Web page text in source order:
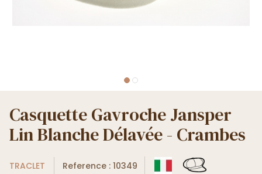
Casquette Gavroche Jansper
Lin Blanche Délavée - Crambes
TRACLET Reference : 10349